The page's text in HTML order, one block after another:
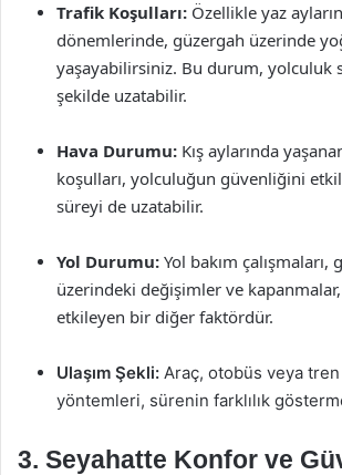
Trafik Koşulları: Özellikle yaz
dönemlerinde, güzergah üzerinde
yaşayabilirsiniz. Bu durum, yolculuk
şekilde uzatabilir.
Hava Durumu: Kış aylarında
koşulları, yolculuğun güvenliğini
süreyi de uzatabilir.
Yol Durumu: Yol bakım çalışmaları,
üzerindeki değişimler ve
etkileyen bir diğer faktördür.
Ulaşım Şekli: Araç, otobüs veya tren
yöntemleri, sürenin farklılık
3. Seyahatte Konfor ve